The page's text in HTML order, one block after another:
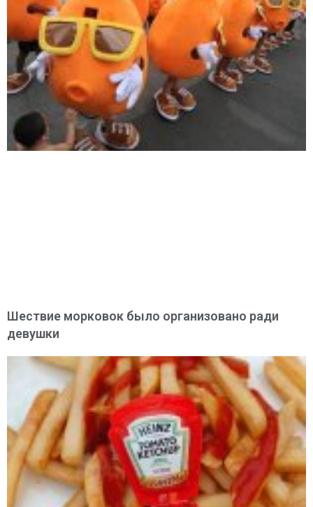
Шествие морковок было организовано ради
девушки